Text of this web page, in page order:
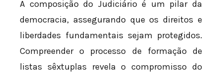
A composição do Judiciário é um pilar da
democracia, assegurando que os direitos e
liberdades fundamentais sejam protegidos.
Compreender o processo de formação de
listas sêxtuplas revela o compromisso do